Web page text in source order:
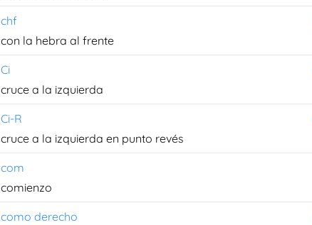
chf
con la hebra al frente
Ci
cruce a la izquierda
Ci-R
cruce a la izquierda en punto revés
com
comienzo
como derecho